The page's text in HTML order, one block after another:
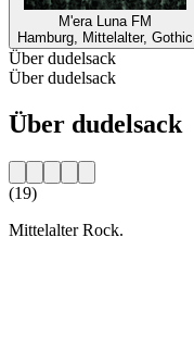
M'era Luna FM
Hamburg, Mittelalter, Gothic
Über dudelsack
Über dudelsack
Über dudelsack
(19)
Mittelalter Rock.